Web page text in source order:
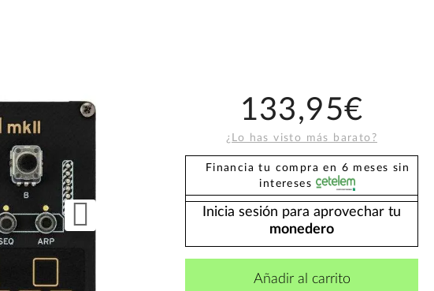
133,95€
¿Lo has visto más barato?
Financia tu compra en 6 meses sin
intereses
Inicia sesión para aprovechar tu
monedero
Añadir al carrito